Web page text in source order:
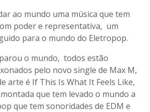
ao mundo uma música que tem
poder e representativa, um
para o mundo do Eletropop.
o mundo, todos estão
pelo novo single de Max M,
arte é If This Is What It Feels Like,
que tem levado o mundo a
que tem sonoridades de EDM e